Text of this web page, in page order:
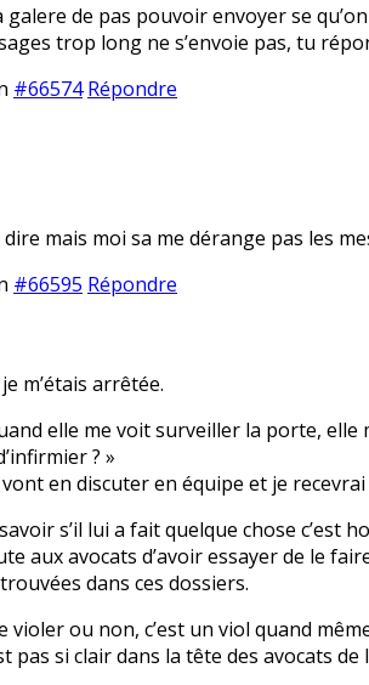
galere de pas pouvoir envoyer se
trop long ne s’envoie pas, tu
#66574 Répondre
dire mais moi sa me dérange pas les
#66595 Répondre
m’étais arrêtée.
elle me voit surveiller la porte,
? »
en discuter en équipe et je
s’il lui a fait quelque chose
aux avocats d’avoir essayer de le
dans ces dossiers.
violer ou non, c’est un viol quand
pas si clair dans la tête des avocats